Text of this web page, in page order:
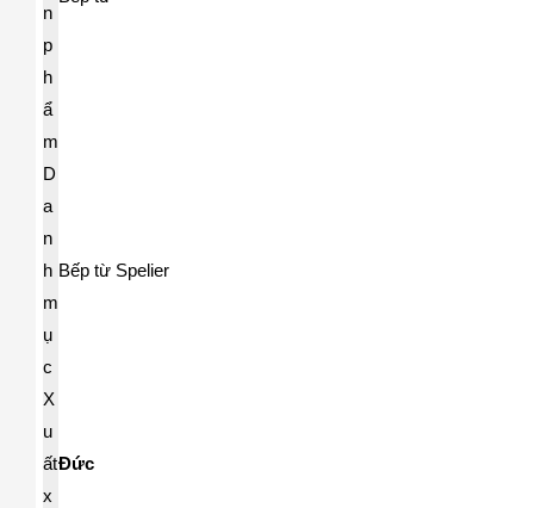
n
p
h
ẩ
m
D
a
n
h
m
ụ
c
Bếp từ Spelier
X
u
ất
x
Đức